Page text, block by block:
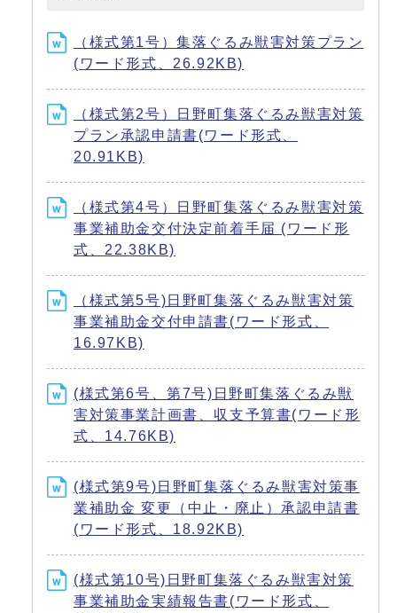
（様式第1号）集落ぐるみ獣害対策プラン
(ワード形式、26.92KB)
（様式第2号）日野町集落ぐるみ獣害対策
プラン承認申請書(ワード形式、
20.91KB)
（様式第4号）日野町集落ぐるみ獣害対策
事業補助金交付決定前着手届 (ワード形
式、22.38KB)
（様式第5号)日野町集落ぐるみ獣害対策
事業補助金交付申請書(ワード形式、
16.97KB)
(様式第6号、第7号)日野町集落ぐるみ獣
害対策事業計画書、収支予算書(ワード形
式、14.76KB)
(様式第9号)日野町集落ぐるみ獣害対策事
業補助金 変更（中止・廃止）承認申請書
(ワード形式、18.92KB)
(様式第10号)日野町集落ぐるみ獣害対策
事業補助金実績報告書(ワード形式、